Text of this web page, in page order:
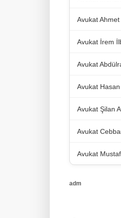
Avukat
Avukat İrem
Avukat
Avukat
Avukat Şilan
Avukat
Avukat
adm